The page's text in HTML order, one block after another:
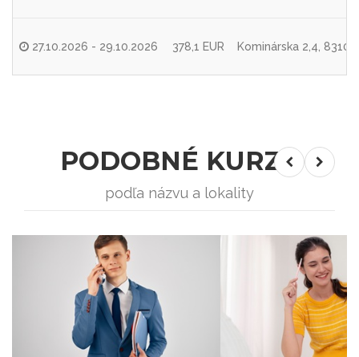
27.10.2026 - 29.10.2026 378,1 EUR Kominárska 2,4,
PODOBNÉ KURZY
podľa názvu a lokality